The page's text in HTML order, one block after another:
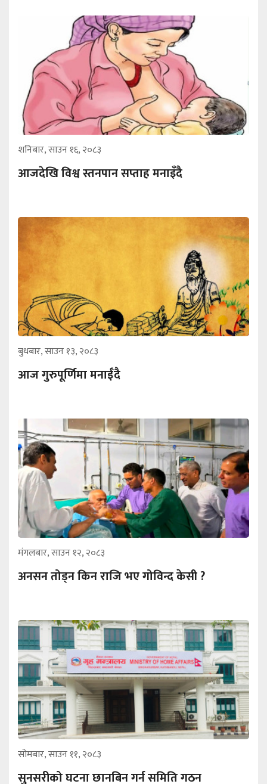
शनिबार, साउन १६, २०८३
आजदेखि विश्व स्तनपान सप्ताह मनाइँदै
बुधबार, साउन १३, २०८३
आज गुरुपूर्णिमा मनाईँदै
मंगलबार, साउन १२, २०८३
अनसन तोड्न किन राजि भए गोविन्द केसी ?
सोमबार, साउन ११, २०८३
सुनसरीको घटना छानबिन गर्न समिति गठन